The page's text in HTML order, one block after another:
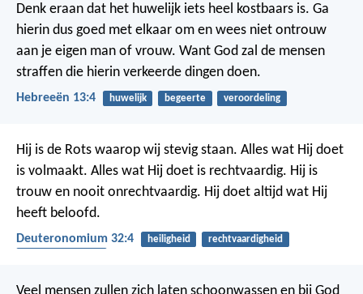
Denk eraan dat het huwelijk iets heel kostbaars is. Ga
hierin dus goed met elkaar om en wees niet ontrouw
aan je eigen man of vrouw. Want God zal de mensen
straffen die hierin verkeerde dingen doen.
Hebreeën 13:4 huwelijk begeerte veroordeling
Hij is de Rots waarop wij stevig staan. Alles wat Hij doet
is volmaakt. Alles wat Hij doet is rechtvaardig. Hij is
trouw en nooit onrechtvaardig. Hij doet altijd wat Hij
heeft beloofd.
Deuteronomium 32:4 heiligheid
rechtvaardigheid